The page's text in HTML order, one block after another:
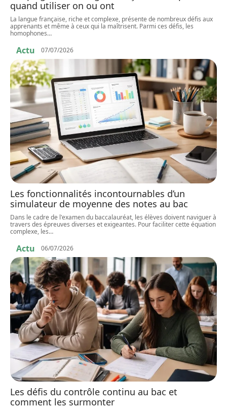
quand utiliser on ou ont
La langue française, riche et complexe, présente de nombreux défis aux
apprenants et même à ceux qui la maîtrisent. Parmi ces défis, les
homophones…
Actu 07/07/2026
Les fonctionnalités incontournables d’un
simulateur de moyenne des notes au bac
Dans le cadre de l'examen du baccalauréat, les élèves doivent naviguer à
travers des épreuves diverses et exigeantes. Pour faciliter cette équation
complexe, les…
Actu 06/07/2026
Les défis du contrôle continu au bac et
comment les surmonter